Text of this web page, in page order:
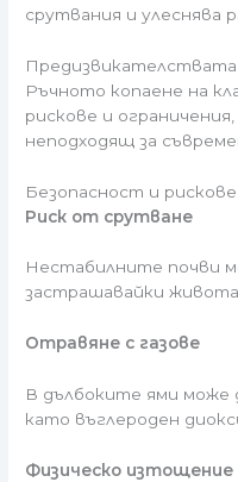
срутвания и улеснява
Предизвикателствата
Ръчното копаене на
рискове и
неподходящ за
Безопасност и рискове
Риск от срутване
Нестабилните почви
застрашавайки
Отравяне с газове
В дълбоките ями може
като въглероден
Физическо изтощение